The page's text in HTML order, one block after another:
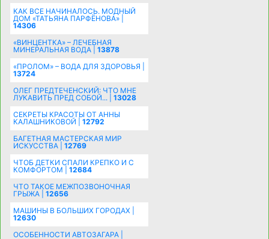
КАК ВСЕ НАЧИНАЛОСЬ. МОДНЫЙ
ДОМ «ТАТЬЯНА ПАРФЁНОВА» |
14306
«ВИНЦЕНТКА» – ЛЕЧЕБНАЯ
МИНЕРАЛЬНАЯ ВОДА | 13878
«ПРОЛОМ» – ВОДА ДЛЯ ЗДОРОВЬЯ |
13724
ОЛЕГ ПРЕДТЕЧЕНСКИЙ: ЧТО МНЕ
ЛУКАВИТЬ ПРЕД СОБОЙ... | 13028
СЕКРЕТЫ КРАСОТЫ ОТ АННЫ
КАЛАШНИКОВОЙ | 12792
БАГЕТНАЯ МАСТЕРСКАЯ МИР
ИСКУССТВА | 12769
ЧТОБ ДЕТКИ СПАЛИ КРЕПКО И С
КОМФОРТОМ | 12684
ЧТО ТАКОЕ МЕЖПОЗВОНОЧНАЯ
ГРЫЖА | 12656
МАШИНЫ В БОЛЬШИХ ГОРОДАХ |
12630
ОСОБЕННОСТИ АВТОЗАГАРА |